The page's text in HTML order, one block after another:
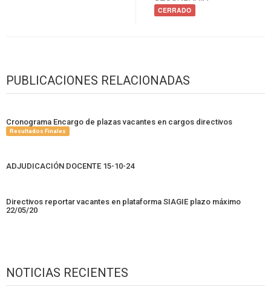
CERRADO
PUBLICACIONES RELACIONADAS
Cronograma Encargo de plazas vacantes en cargos directivos
Resultados Finales
ADJUDICACIÓN DOCENTE 15-10-24
Directivos reportar vacantes en plataforma SIAGIE plazo máximo
22/05/20
NOTICIAS RECIENTES